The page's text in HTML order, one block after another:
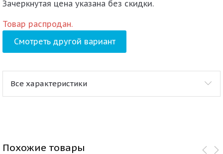
Зачеркнутая цена указана без скидки.
Товар распродан.
Смотреть другой вариант
Все характеристики
Похожие товары